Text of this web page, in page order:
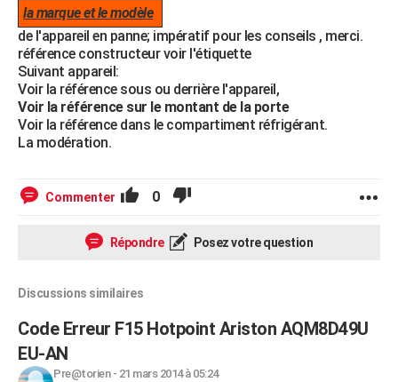
la marque et le modèle
de l'appareil en panne; impératif pour les conseils , merci.
référence constructeur voir l'étiquette
Suivant appareil:
Voir la référence sous ou derrière l'appareil,
Voir la référence sur le montant de la porte
Voir la référence dans le compartiment réfrigérant.
La modération.
Commenter 0
Répondre Posez votre question
Discussions similaires
Code Erreur F15 Hotpoint Ariston AQM8D49U
EU-AN
Pre@torien- 21 mars 2014 à 05:24